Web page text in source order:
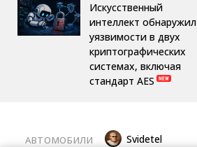
Искусственный
интеллект обнаружил
уязвимости в двух
криптографических
системах, включая
стандарт AES
АВТОМОБИЛИ Svidetel